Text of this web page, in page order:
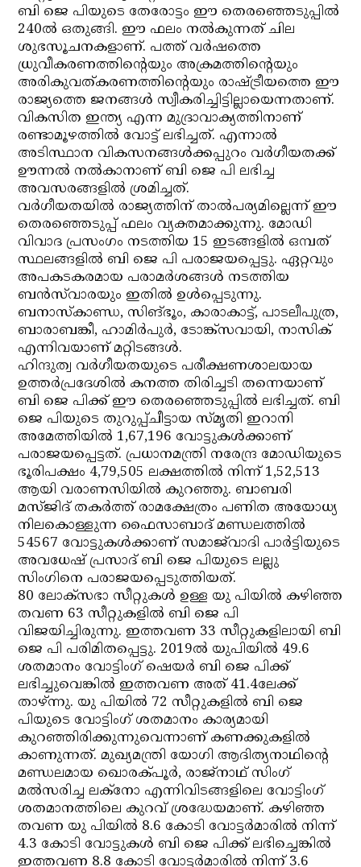
ബി ജെ പിയുടെ തേരോട്ടം ഈ തെരഞ്ഞെടുപ്പില്‍
240ല്‍ ഒതുങ്ങി. ഈ ഫലം നല്‍കുന്നത് ചില
ശുഭസൂചനകളാണ്. പത്ത് വര്‍ഷത്തെ
ധ്രുവീകരണത്തിന്റെയും അക്രമത്തിന്റെയും
അരികുവത്കരണത്തിന്റെയും രാഷ്ട്രീയത്തെ ഈ
രാജ്യത്തെ ജനങ്ങള്‍ സ്വീകരിച്ചിട്ടില്ലായെന്നതാണ്.
വികസിത ഇന്ത്യ എന്ന മുദ്രാവാക്യത്തിനാണ്
രണ്ടാമൂഴത്തില്‍ വോട്ട് ലഭിച്ചത്. എന്നാല്‍
അടിസ്ഥാന വികസനങ്ങള്‍ക്കപ്പുറം വര്‍ഗീയതക്ക്
ഊന്നല്‍ നല്‍കാനാണ് ബി ജെ പി ലഭിച്ച
അവസരങ്ങളില്‍ ശ്രമിച്ചത്.
വര്‍ഗീയതയില്‍ രാജ്യത്തിന് താല്‍പര്യമില്ലെന്ന് ഈ
തെരഞ്ഞെടുപ്പ് ഫലം വ്യക്തമാക്കുന്നു. മോഡി
വിവാദ പ്രസംഗം നടത്തിയ 15 ഇടങ്ങളില്‍ ഒമ്പത്
സ്ഥലങ്ങളില്‍ ബി ജെ പി പരാജയപ്പെട്ടു. ഏറ്റവും
അപകടകരമായ പരാമര്‍ശങ്ങള്‍ നടത്തിയ
ബന്‍സ്‌വാരയും ഇതില്‍ ഉള്‍പ്പെടുന്നു.
ബനാസ്‌കാണ്ഡ, സിങ്ഭൂം, കാരാകാട്ട്, പാടലീപുത്ര,
ബാരാബങ്കീ, ഹാമിര്‍പുര്‍, ടോങ്ക്‌സവായി, നാസിക്
എന്നിവയാണ് മറ്റിടങ്ങള്‍.
ഹിന്ദുത്വ വര്‍ഗീയതയുടെ പരീക്ഷണശാലയായ
ഉത്തര്‍പ്രദേശില്‍ കനത്ത തിരിച്ചടി തന്നെയാണ്
ബി ജെ പിക്ക് ഈ തെരഞ്ഞെടുപ്പില്‍ ലഭിച്ചത്. ബി
ജെ പിയുടെ തുറുപ്പ്ചീട്ടായ സ്മൃതി ഇറാനി
അമേത്തിയില്‍ 1,67,196 വോട്ടുകള്‍ക്കാണ്
പരാജയപ്പെട്ടത്. പ്രധാനമന്ത്രി നരേന്ദ്ര മോഡിയുടെ
ഭൂരിപക്ഷം 4,79,505 ലക്ഷത്തില്‍ നിന്ന് 1,52,513
ആയി വരാണസിയില്‍ കുറഞ്ഞു. ബാബരി
മസ്ജിദ് തകര്‍ത്ത് രാമക്ഷേത്രം പണിത അയോധ്യ
നിലകൊള്ളുന്ന ഫൈസാബാദ് മണ്ഡലത്തില്‍
54567 വോട്ടുകള്‍ക്കാണ് സമാജ്‌വാദി പാര്‍ട്ടിയുടെ
അവധേഷ് പ്രസാദ് ബി ജെ പിയുടെ ലല്ലു
സിംഗിനെ പരാജയപ്പെടുത്തിയത്.
80 ലോക്‌സഭാ സീറ്റുകള്‍ ഉള്ള യു പിയില്‍ കഴിഞ്ഞ
തവണ 63 സീറ്റുകളില്‍ ബി ജെ പി
വിജയിച്ചിരുന്നു. ഇത്തവണ 33 സീറ്റുകളിലായി ബി
ജെ പി പരിമിതപ്പെട്ടു. 2019ല്‍ യുപിയില്‍ 49.6
ശതമാനം വോട്ടിംഗ് ഷെയര്‍ ബി ജെ പിക്ക്
ലഭിച്ചുവെങ്കില്‍ ഇത്തവണ അത് 41.4ലേക്ക്
താഴ്ന്നു. യു പിയില്‍ 72 സീറ്റുകളില്‍ ബി ജെ
പിയുടെ വോട്ടിംഗ് ശതമാനം കാര്യമായി
കുറഞ്ഞിരിക്കുന്നുവെന്നാണ് കണക്കുകളില്‍
കാണുന്നത്. മുഖ്യമന്ത്രി യോഗി ആദിത്യനാഥിന്റെ
മണ്ഡലമായ ഖൊരക്പൂര്‍, രാജ്‌നാഥ് സിംഗ്
മല്‍സരിച്ച ലക്‌നോ എന്നിവിടങ്ങളിലെ വോട്ടിംഗ്
ശതമാനത്തിലെ കുറവ് ശ്രദ്ധേയമാണ്. കഴിഞ്ഞ
തവണ യു പിയില്‍ 8.6 കോടി വോട്ടര്‍മാരില്‍ നിന്ന്
4.3 കോടി വോട്ടുകള്‍ ബി ജെ പിക്ക് ലഭിച്ചെങ്കില്‍
ഇത്തവണ 8.8 കോടി വോട്ടര്‍മാരില്‍ നിന്ന് 3.6